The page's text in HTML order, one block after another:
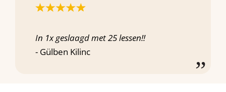
In 1x geslaagd met 25 lessen!!
- Gülben Kilinc